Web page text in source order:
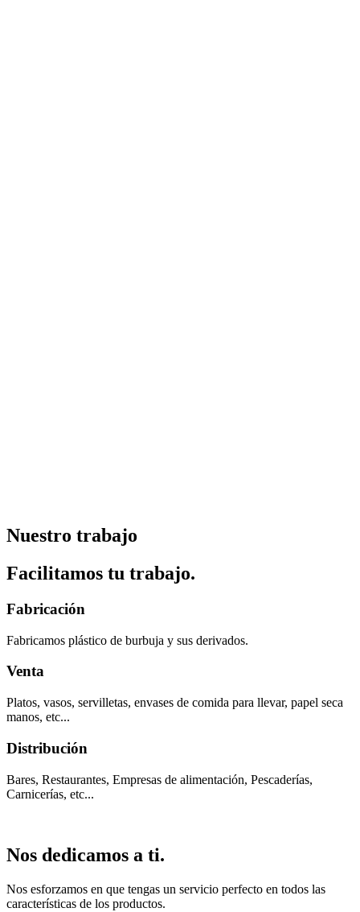
Nuestro trabajo
Facilitamos tu trabajo.
Fabricación​
Fabricamos plástico de burbuja y sus derivados.​
Venta
Platos, vasos, servilletas, envases de comida para llevar, papel seca
manos, etc...
Distribución​​
Bares, Restaurantes, Empresas de alimentación, Pescaderías,
Carnicerías, etc...
Nos dedicamos a ti.
Nos esforzamos en que tengas un servicio perfecto en todos las
características de los productos.